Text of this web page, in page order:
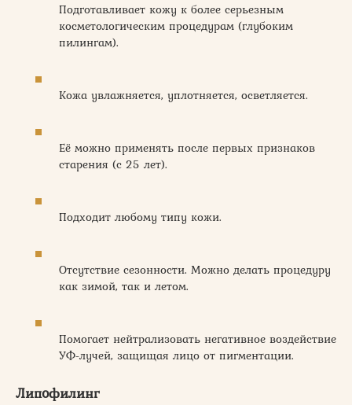
Подготавливает кожу к более серьезным
косметологическим процедурам (глубоким
пилингам).
Кожа увлажняется, уплотняется, осветляется.
Её можно применять после первых признаков
старения (с 25 лет).
Подходит любому типу кожи.
Отсутствие сезонности. Можно делать процедуру
как зимой, так и летом.
Помогает нейтрализовать негативное воздействие
УФ-лучей, защищая лицо от пигментации.
Липофилинг